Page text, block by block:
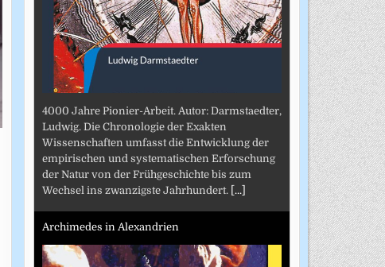
4000 Jahre Pionier-Arbeit. Autor: Darmstaedter,
Ludwig. Die Chronologie der Exakten
Wissenschaften umfasst die Entwicklung der
empirischen und systematischen Erforschung
der Natur von der Frühgeschichte bis zum
Wechsel ins zwanzigste Jahrhundert. [...]
Archimedes in Alexandrien